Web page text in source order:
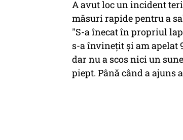
A avut loc un incident
măsuri rapide pentru a
"S-a înecat în propriul
s-a învineţit şi am apelat
dar nu a scos nici un
piept. Până când a ajuns